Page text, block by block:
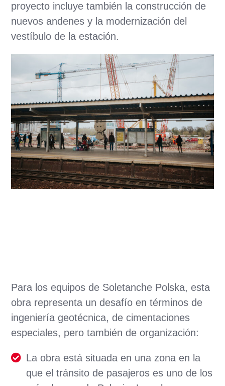
proyecto incluye también la construcción de
nuevos andenes y la modernización del
vestíbulo de la estación.
Para los equipos de Soletanche Polska, esta
obra representa un desafío en términos de
ingeniería geotécnica, de cimentaciones
especiales, pero también de organización:
La obra está situada en una zona en la
que el tránsito de pasajeros es uno de los